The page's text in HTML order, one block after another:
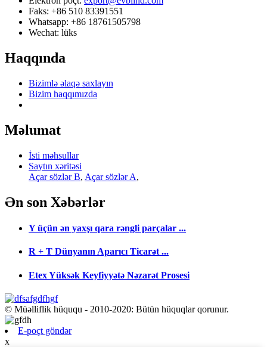
Faks: +86 510 83391551
Whatsapp: +86 18761505798
Wechat: lüks
Haqqında
Bizimlə əlaqə saxlayın
Bizim haqqımızda
Məlumat
İsti məhsullar
Saytın xəritəsi
Açar sözlər B, Açar sözlər A,
Ən son Xəbərlər
Y üçün ən yaxşı qara rəngli parçalar ...
R + T Dünyanın Aparıcı Ticarət ...
Etex Yüksək Keyfiyyətə Nəzarət Prosesi
© Müəlliflik hüququ - 2010-2020: Bütün hüquqlar qorunur.
E-poçt göndər
x